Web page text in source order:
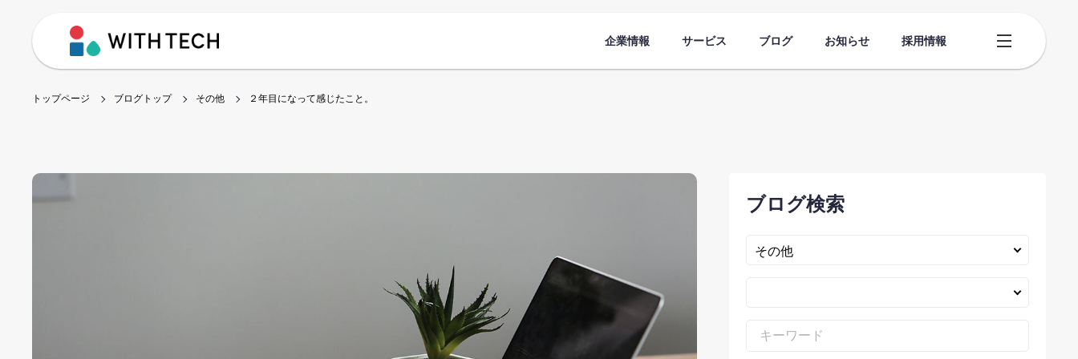
企業情報 サービス ブログ お知らせ 採用情報
トップページ ブログトップ その他 ２年目になって感じたこと。
ブログ検索